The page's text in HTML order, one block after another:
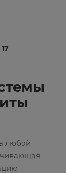
17
любой